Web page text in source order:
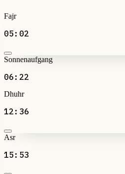
Fajr
05:02
Sonnenaufgang
06:22
Dhuhr
12:36
Asr
15:53